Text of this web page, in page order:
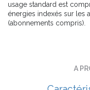
usage standard est
énergies indexés sur les
(abonnements compris).
A